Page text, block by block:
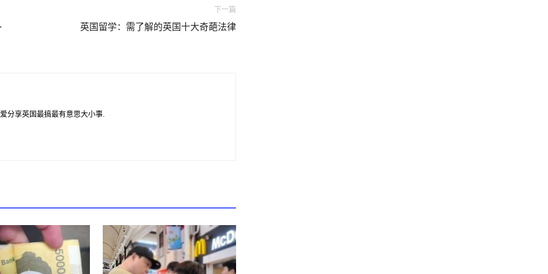
下一篇
英国留学：需了解的英国十大奇葩法律
分享英国最搞最有意思大小事.